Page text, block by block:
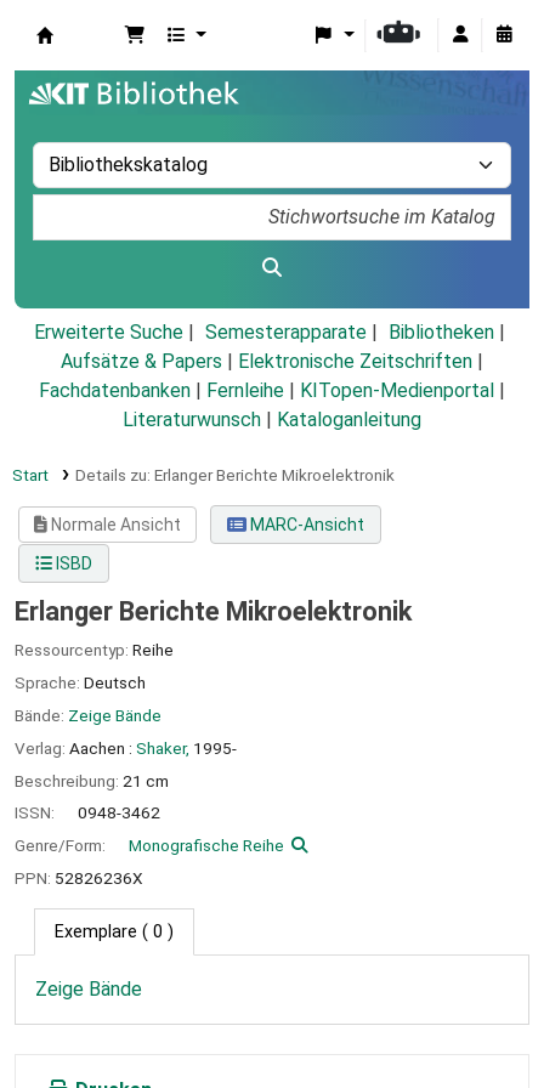
Erweiterte Suche Semesterapparate
Bibliotheken
Aufsätze & Papers
Elektronische Zeitschriften
Fachdatenbanken
Fernleihe KITopen-Medienportal
Literaturwunsch
Kataloganleitung
Start Details zu: Erlanger Berichte Mikroelektronik
Normale Ansicht
MARC-Ansicht
ISBD
Erlanger Berichte Mikroelektronik
Ressourcentyp: Reihe
Sprache: Deutsch
Bände: Zeige Bände
Verlag: Aachen : Shaker, 1995-
Beschreibung: 21 cm
ISSN:
0948-3462
Genre/Form:
Monografische Reihe
PPN: 52826236X
Exemplare ( 0 )
Zeige Bände